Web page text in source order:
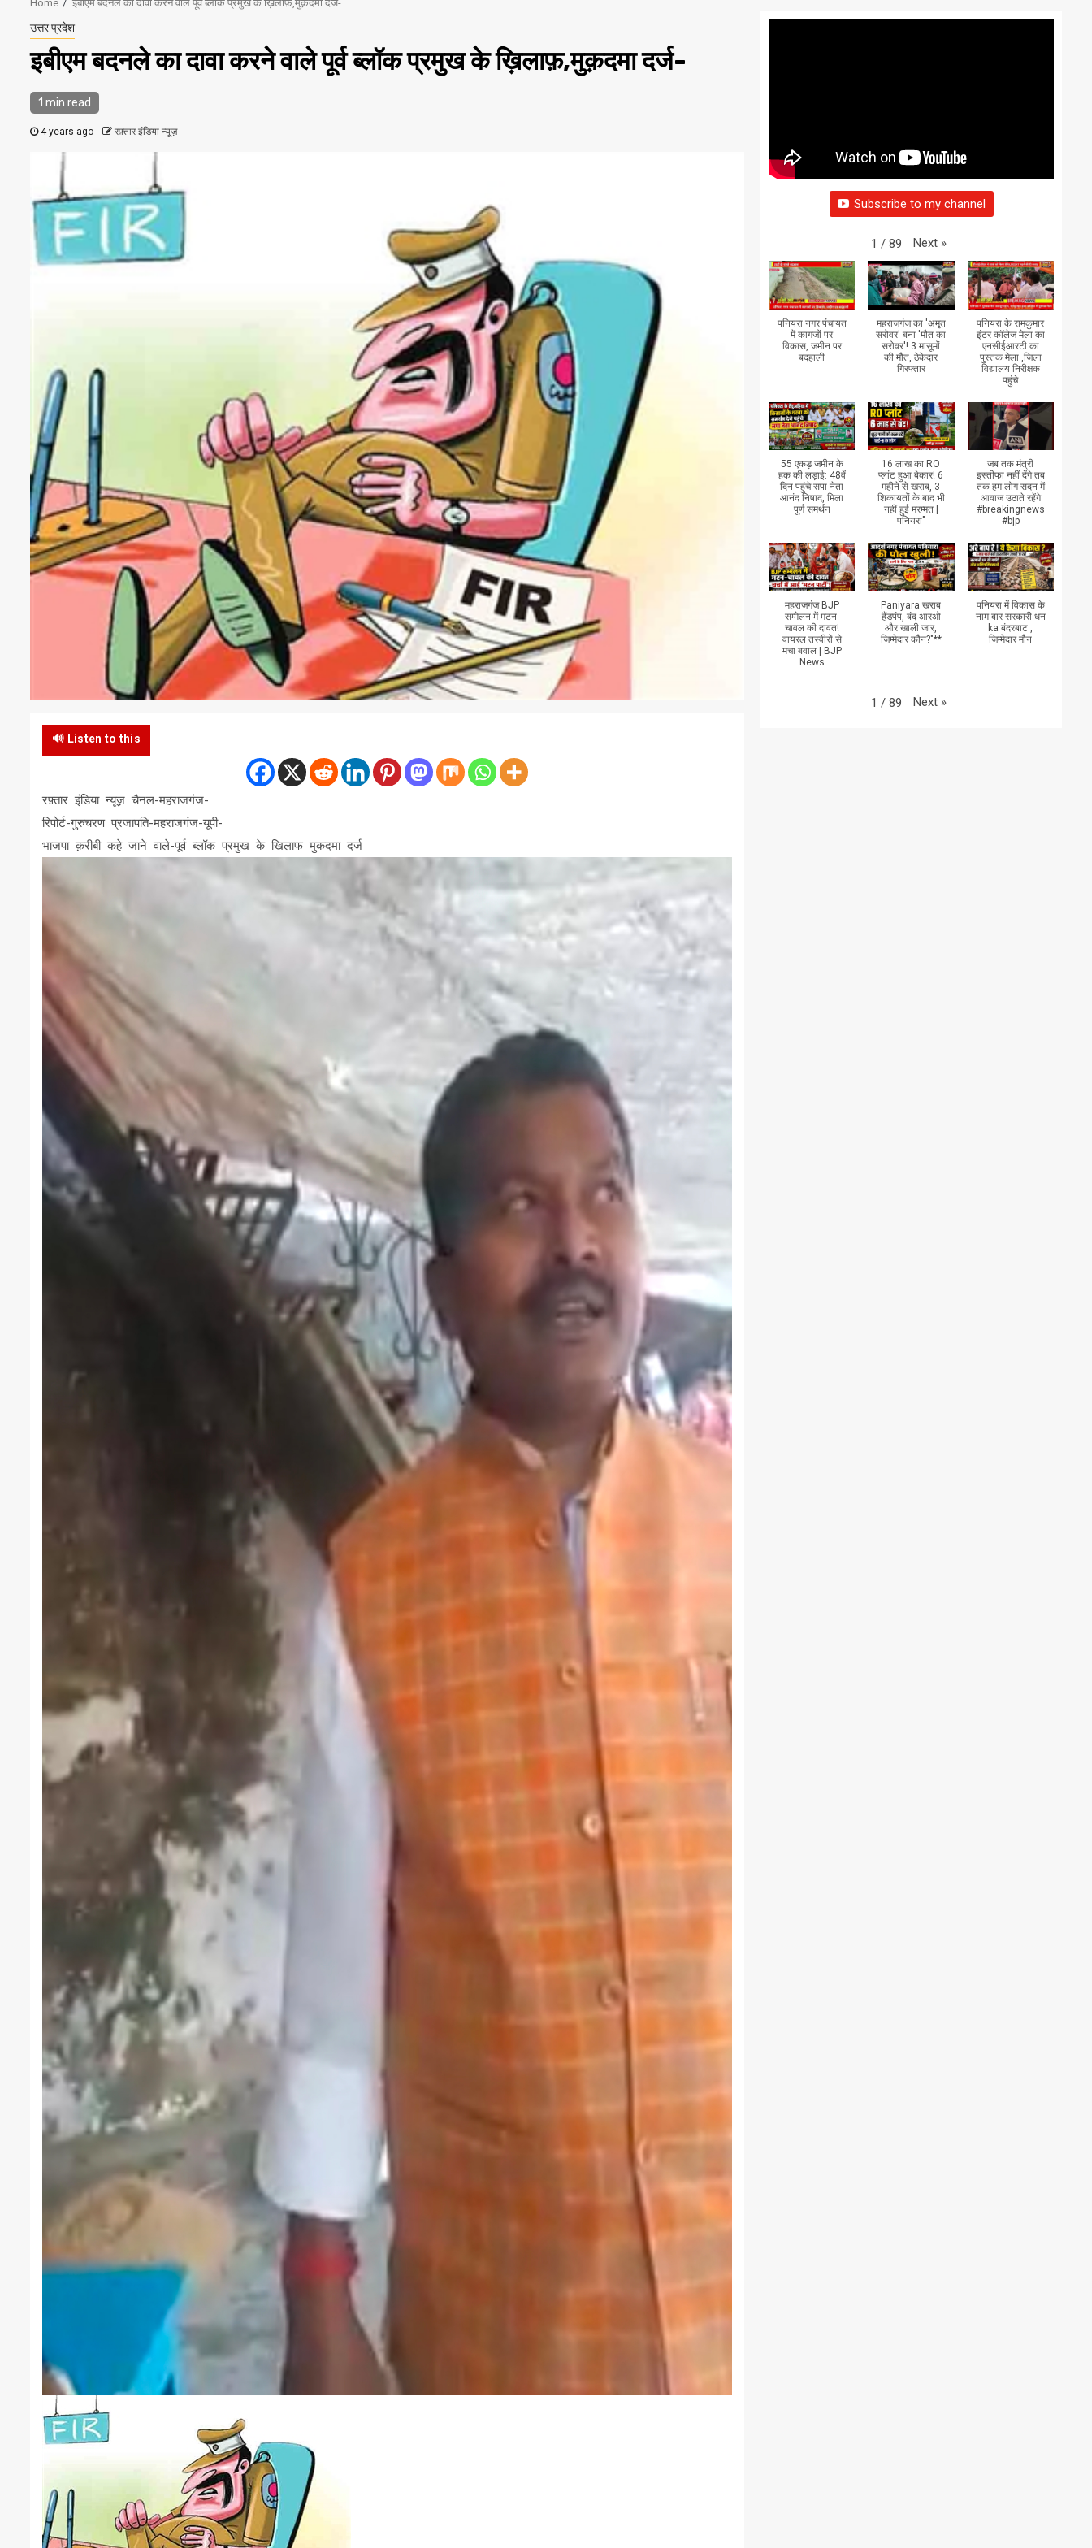
Home इबीएम बदनले का दावा करने वाले पूर्व ब्लॉक प्रमुख के ख़िलाफ़,मुक़दमा दर्ज-
उत्तर प्रदेश
इबीएम बदनले का दावा करने वाले पूर्व ब्लॉक प्रमुख के ख़िलाफ़,मुक़दमा दर्ज-
1 min read
4 years ago रफ़्तार इंडिया न्यूज़
🔊 Listen to this
रफ़्तार इंडिया न्यूज़ चैनल-महराजगंज-
रिपोर्ट-गुरुचरण प्रजापति-महराजगंज-यूपी-
भाजपा क़रीबी कहे जाने वाले-पूर्व ब्लॉक प्रमुख के खिलाफ मुकदमा दर्ज
Subscribe to my channel
1 / 89 Next »
पनियरा नगर पंचायत
में कागजों पर
विकास, जमीन पर
बदहाली
महराजगंज का 'अमृत
सरोवर' बना 'मौत का
सरोवर'! 3 मासूमों
की मौत, ठेकेदार
गिरफ्तार
पनियरा के रामकुमार
इंटर कॉलेज मेला का
एनसीईआरटी का
पुस्तक मेला ,जिला
विद्यालय निरीक्षक
पहुंचे
55 एकड़ जमीन के
हक की लड़ाई: 48वें
दिन पहुंचे सपा नेता
आनंद निषाद, मिला
पूर्ण समर्थन
16 लाख का RO
प्लांट हुआ बेकार! 6
महीने से खराब, 3
शिकायतों के बाद भी
नहीं हुई मरम्मत |
पनियरा"
जब तक मंत्री
इस्तीफा नहीं देंगे तब
तक हम लोग सदन में
आवाज उठाते रहेंगे
#breakingnews
#bjp
महराजगंज BJP
सम्मेलन में मटन-
चावल की दावत!
वायरल तस्वीरों से
मचा बवाल | BJP
News
Paniyara खराब
हैंडपंप, बंद आरओ
और खाली जार,
जिम्मेदार कौन?"**
पनियरा में विकास के
नाम बार सरकारी धन
ka बंदरबाट ,
जिम्मेदार मौन
1 / 89 Next »